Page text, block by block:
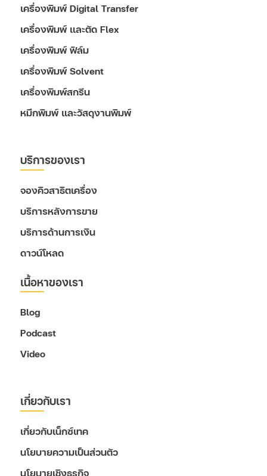
เครื่องพิมพ์ Digital Transfer
เครื่องพิมพ์ และตัด Flex
เครื่องพิมพ์ ฟิล์ม
เครื่องพิมพ์ Solvent
เครื่องพิมพ์สกรีน
หมึกพิมพ์ และวัสดุงานพิมพ์
บริการของเรา
จองคิวสาธิตเครื่อง
บริการหลังการขาย
บริการด้านการเงิน
ดาวน์โหลด
เนื้อหาของเรา
Blog
Podcast
Video
เกี่ยวกับเรา
เกี่ยวกับเน็กซ์เทค
นโยบายความเป็นส่วนตัว
นโยบายเชิงธุรกิจ